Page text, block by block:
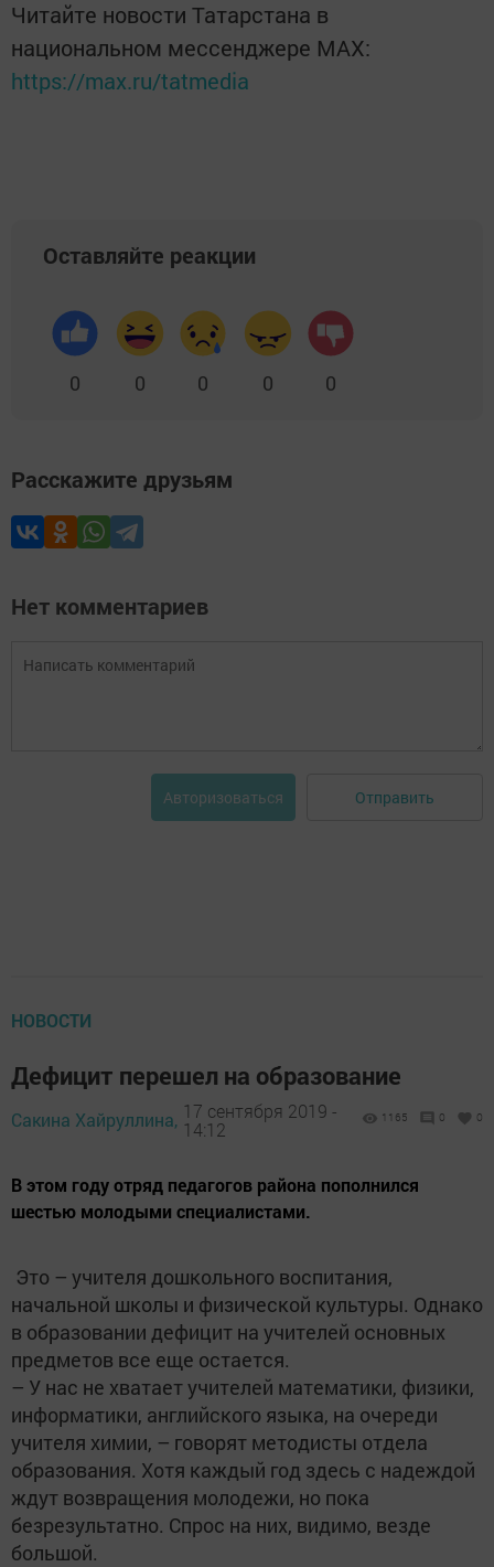
Читайте новости Татарстана в
национальном мессенджере MАХ:
https://max.ru/tatmedia
Оставляйте реакции
0 0 0 0 0
Расскажите друзьям
Нет комментариев
Авторизоваться Отправить
НОВОСТИ
Дефицит перешел на образование
Сакина Хайруллина, 17 сентября 2019 -
14:12
1165 0 0
В этом году отряд педагогов района пополнился
шестью молодыми специалистами.
Это – учителя дошкольного воспитания,
начальной школы и физической культуры. Однако
в образовании дефицит на учителей основных
предметов все еще остается.
– У нас не хватает учителей математики, физики,
информатики, английского языка, на очереди
учителя химии, – говорят методисты отдела
образования. Хотя каждый год здесь с надеждой
ждут возвращения молодежи, но пока
безрезультатно. Спрос на них, видимо, везде
большой.